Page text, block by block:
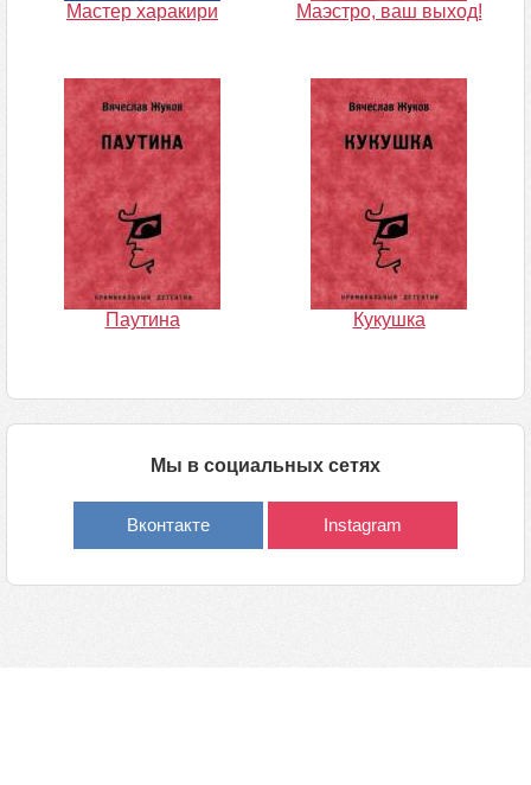
Мастер харакири Маэстро, ваш выход!
Паутина Кукушка
Мы в социальных сетях
Вконтакте Instagram